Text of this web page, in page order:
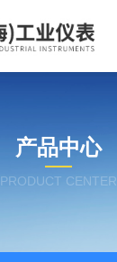
产品中心
PRODUCT CENTER